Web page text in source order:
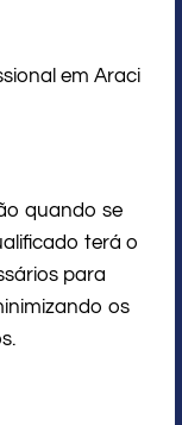
em Araci
quando se
terá o
para
os